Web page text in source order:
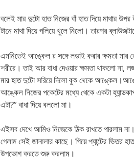
বলেই মার দুটো হাত নিজের বাঁ হাত দিয়ে মাথার
টানে মাথা দিয়ে গলিয়ে খুলে নিলো। তারপর
এমনিতেই আঙ্কেল র সঙ্গে লড়াই করার ক্ষমতা মার
শরীরে। তাই আর বাধা দেওয়ার ক্ষমতা থাকলো না,
মার হাত দুটো সরিয়ে দিলো বুক থেকে
আঙ্কেল নিজের পকেটের মধ্যে থেকে একটা
এটা?” বাধা দিয়ে বললো মা।
এইসব দেখে আমিও নিজেকে ঠিক রাখতে পারলাম
গেলাম সেই জানালার কাছে। গিয়ে প্যান্টের
উপভোগ করতে শুরু করলাম।